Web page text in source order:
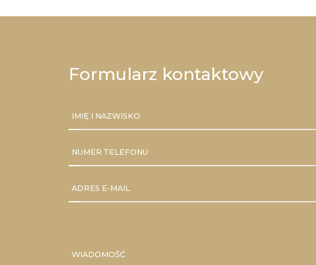
Formularz kontaktowy
IMIĘ I NAZWISKO
NUMER TELEFONU
ADRES E-MAIL
WIADOMOŚĆ